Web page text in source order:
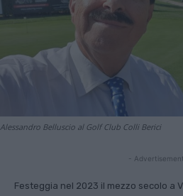
Alessandro Belluscio al Golf Club Colli Berici
- Advertisement
Festeggia nel 2023 il mezzo secolo a